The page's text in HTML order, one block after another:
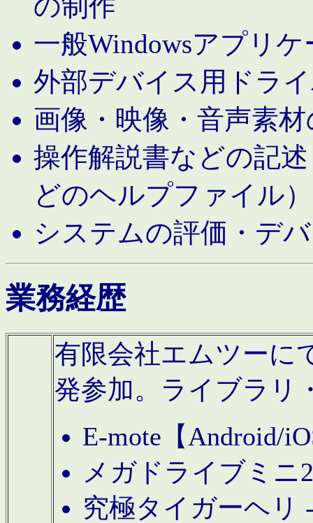
一般Windowsアプリ
外部デバイス用ドラ
画像・映像・音声素
操作解説書などの記
どのヘルプファイル）
システムの評価・デ
業務経歴
有限会社エムツーに
発参加。ライブラリ
E-mote【Android/
メガドライブミニ
究極タイガーヘリ